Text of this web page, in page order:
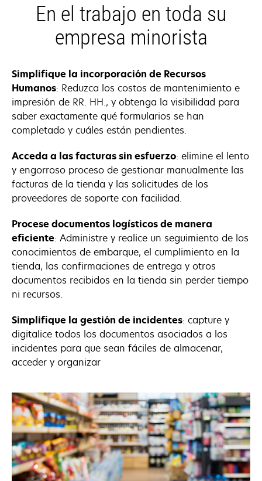
En el trabajo en toda su
empresa minorista
Simplifique la incorporación de Recursos
Humanos: Reduzca los costos de mantenimiento e
impresión de RR. HH., y obtenga la visibilidad para
saber exactamente qué formularios se han
completado y cuáles están pendientes.
Acceda a las facturas sin esfuerzo: elimine el lento
y engorroso proceso de gestionar manualmente las
facturas de la tienda y las solicitudes de los
proveedores de soporte con facilidad.
Procese documentos logísticos de manera
eficiente: Administre y realice un seguimiento de los
conocimientos de embarque, el cumplimiento en la
tienda, las confirmaciones de entrega y otros
documentos recibidos en la tienda sin perder tiempo
ni recursos.
Simplifique la gestión de incidentes: capture y
digitalice todos los documentos asociados a los
incidentes para que sean fáciles de almacenar,
acceder y organizar